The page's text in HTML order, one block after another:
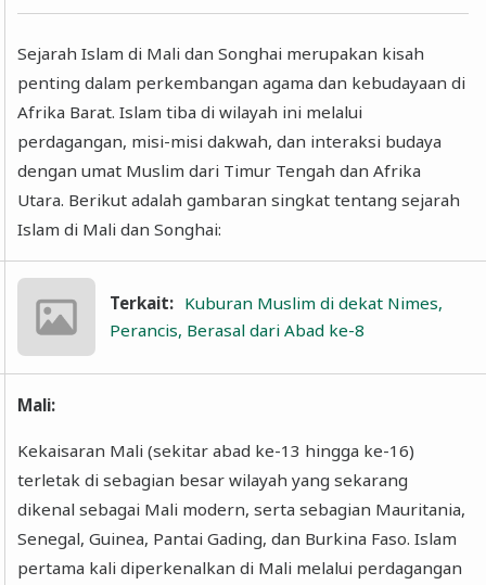
Sejarah Islam di Mali dan Songhai merupakan kisah
penting dalam perkembangan agama dan kebudayaan di
Afrika Barat. Islam tiba di wilayah ini melalui
perdagangan, misi-misi dakwah, dan interaksi budaya
dengan umat Muslim dari Timur Tengah dan Afrika
Utara. Berikut adalah gambaran singkat tentang sejarah
Islam di Mali dan Songhai:
Terkait: Kuburan Muslim di dekat Nimes,
Perancis, Berasal dari Abad ke-8
Mali:
Kekaisaran Mali (sekitar abad ke-13 hingga ke-16)
terletak di sebagian besar wilayah yang sekarang
dikenal sebagai Mali modern, serta sebagian Mauritania,
Senegal, Guinea, Pantai Gading, dan Burkina Faso. Islam
pertama kali diperkenalkan di Mali melalui perdagangan